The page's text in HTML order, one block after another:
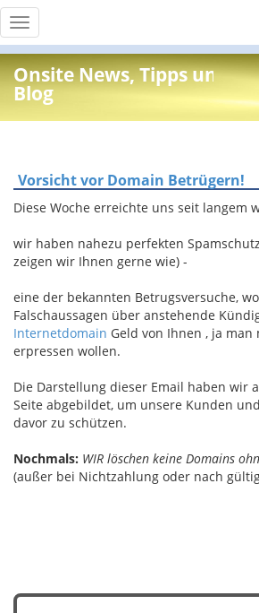
Toggle
navigation
Onsite News, Tipps und
Blog
Vorsicht vor Domain Betrügern!
Diese Woche erreichte uns seit langem
wir haben nahezu perfekten
zeigen wir Ihnen gerne wie) -
eine der bekannten Betrugsversuche,
Falschaussagen über anstehende
Internetdomain Geld von Ihnen , ja man
erpressen wollen.
Die Darstellung dieser Email haben wir
Seite abgebildet, um unsere Kunden
davor zu schützen.
Nochmals: WIR löschen keine Domains
(außer bei Nichtzahlung oder nach